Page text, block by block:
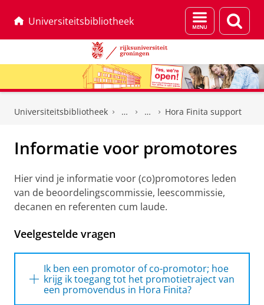
Universiteitsbibliotheek
Menu
en
Universiteitsbibliotheek Hora Finita support
Informatie voor promotores
Hier vind je informatie voor (co)promotores leden
van de beoordelingscommissie, leescommissie,
decanen en referenten cum laude.
Veelgestelde vragen
Ik ben een promotor of co-promotor; hoe
krijg ik toegang tot het promotietraject van
een promovendus in Hora Finita?